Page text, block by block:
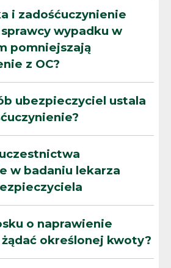
i zadośćuczynienie
wypadku w
pomniejszają
z OC?
ubezpieczyciel ustala
w badaniu lekarza
o naprawienie
określonej kwoty?